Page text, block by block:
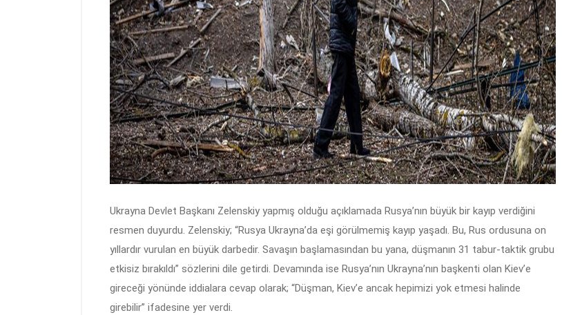
Ukrayna Devlet Başkanı Zelenskiy yapmış olduğu açıklamada Rusya’nın büyük bir kayıp verdiğini
resmen duyurdu. Zelenskiy; “Rusya Ukrayna’da eşi görülmemiş kayıp yaşadı. Bu, Rus ordusuna on
yıllardır vurulan en büyük darbedir. Savaşın başlamasından bu yana, düşmanın 31 tabur-taktik grubu
etkisiz bırakıldı” sözlerini dile getirdi. Devamında ise Rusya’nın Ukrayna’nın başkenti olan Kiev’e
gireceği yönünde iddialara cevap olarak; “Düşman, Kiev’e ancak hepimizi yok etmesi halinde
girebilir” ifadesine yer verdi.